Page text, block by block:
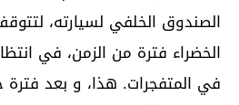
الصندوق الخلفي لسيارته،
الخضراء فترة من الزمن، في
في المتفجرات. هذا، و بعد فترة